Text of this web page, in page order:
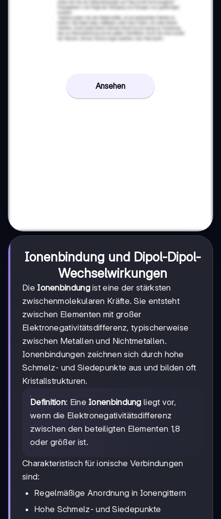
Ansehen
Ionenbindung und Dipol-Dipol-
Wechselwirkungen
Die Ionenbindungist eine der stärksten
zwischenmolekularen Kräfte. Sie entsteht
zwischen Elementen mit großer
Elektronegativitätsdifferenz, typischerweise
zwischen Metallen und Nichtmetallen.
Ionenbindungen zeichnen sich durch hohe
Schmelz- und Siedepunkte aus und bilden oft
Kristallstrukturen.
Definition: Eine Ionenbindung liegt vor,
wenn die Elektronegativitätsdifferenz
zwischen den beteiligten Elementen 1,8
oder größer ist.
Charakteristisch für ionische Verbindungen
sind:
Regelmäßige Anordnung in Ionengittern
Hohe Schmelz- und Siedepunkte